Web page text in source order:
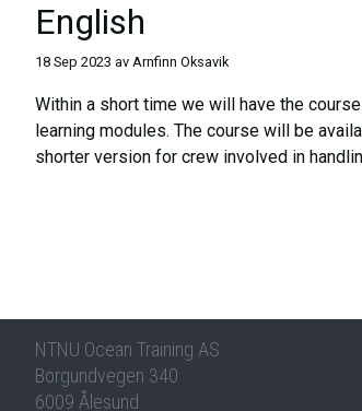
English ​​​​‌ ‍ ​‍​‍‌‍ ‌ ​‍‌‍‍‌‌‍‌ ‌‍‍‌‌‍ ‍​‍​‍​ ‍‍​‍​‍‌ ​ ‌‍​‌‌‍ ‍‌‍‍‌‌ ‌​‌ ‍‌​‍ ‍‌‍‍‌‌‍ ​‍​‍​‍ ​​‍​‍‌‍‍​‌ ​‍‌‍‌‌‌‍‌‍​‍​‍​ ‍‍​‍​‍‌‍‍​‌ ‌​‌ ‌​‌ ​​‌ ​ ​ ‍‍​‍ ​‍ ‌‍ ‌‍​ ‌‍‌‌‌‍​‌‌‍ ‍‌ ‌​‌ ​‍‌‍​‌‌‍‍‌‌‍ ‍‌‍‍‌‌‍ ‍‌‍‌ ​‍ ‍‌ ​ ‌‍​‌‌‍ ‍‌‍‍‌‌ ‌​‌ ‍‌​‍ ‍‌ ​ ‌ ‌​‌ ‌‌‌‍‌​‌‍‍‌‌‍ ​‍ ‌‍‍‌‌‍ ‍‌ ‌​‌‍‌‌‌‍ ‍‌ ‌​​‍ ‌‍‌‌‌‍‌​‌‍‍‌‌ ‌​​‍ ‌‍ ‌‌‍ ‌‍‌​‌‍‌‌​ ‌‌ ​​‌ ​‍‌‍‌‌‌ ​ ‌‍‌‌‌‍ ‍‌ ‌​‌‍​‌‌ ‌​‌‍‍‌‌‍ ‌‍ ‍​ ‍ ‌‍‍‌‌‍‌​​ ‌​ ​‍​ ‍‌‌‍​‍‌‍‌‍‌‍​‌‌‍‌‌​ ‍​​ ‌‍​‍ ‌‌‍‌‍​ ​‌‌‍​‍‌‍‌‌​‍ ‌​ ‌​​ ‌‌​ ​​​ ​ ​‍ ‌​ ‍‌‌‍‌​‌‍‌‌​ ‌‍​‍ ‌​ ‍​​ ‍​​ ‍​​ ‍‌‌‍​ ​ ​‌​ ‍‌​ ‍‌‌‍‌​​ ‌ ​ ​​​ ​ ​ ‍ ‌ ‌​‌ ‍‌‌ ​​‌‍‌‌​ ‌‌‍​‌‌ ​‍‌ ‌​‌‍‍‌‌‍​ ‌‍ ​‌‍‌‌​ ‍ ‌ ​​‌‍​‌‌ ‌​‌‍‍​​ ‌‌ ‌​‌‍‍‌‌ ‌​‌‍ ​‌‍‌‌​ ‌‍​‍‌‍​‌‌ ​ ‌‍‌‌‌‌‌‌‌ ​‍‌‍ ​​ ‌‌‍‍​‌ ‌​‌ ‌​‌ ​​‌ ​ ​‍‌‌​ ​ ‌​​‌​‍‌‌​ ​‍‌​‌‍​‍‌‌​ ​‍‌​‌‍‌‍ ‌‍​ ‌‍‌‌‌‍​‌‌‍ ‍‌ ‌​‌ ​‍‌‍​‌‌‍‍‌‌‍ ‍‌‍‍‌‌‍ ‍‌‍‌ ​‍ ‍‌ ​ ‌‍​‌‌‍ ‍‌‍‍‌‌ ‌​‌ ‍‌​‍ ‍‌ ​ ‌ ‌​‌ ‌‌‌‍‌​‌‍‍‌‌‍ ​‍‌‍‌‍‍‌‌‍‌​​ ‌​ ​‍​ ‍‌‌‍​‍‌‍‌‍‌‍​‌‌‍‌‌​ ‍​​ ‌‍​‍ ‌‌‍‌‍​ ​‌‌‍​‍‌‍‌‌​‍ ‌​ ‌​​ ‌‌​ ​​​ ​ ​‍ ‌​ ‍‌‌‍‌​‌‍‌‌​ ‌‍​‍ ‌​ ‍​​ ‍​​ ‍​​ ‍‌‌‍​ ​ ​‌​ ‍‌​ ‍‌‌‍‌​​ ‌ ​ ​​​ ​ ​‍‌‍‌ ‌​‌ ‍‌‌ ​​‌‍‌‌​ ‌‌‍​‌‌ ​‍‌ ‌​‌‍‍‌‌‍​ ‌‍ ​‌‍‌‌​‍‌‍‌ ​​‌‍​‌‌ ‌​‌‍‍​​ ‌‌ ‌​‌‍‍‌‌ ‌​‌‍ ​‌‍‌‌​‍​‍‌ ‌
18 Sep 2023 av Arnfinn Oksavik​​​​‌ ‍ ​‍​‍‌‍ ‌ ​‍‌‍‍‌‌‍‌ ‌‍‍‌‌‍ ‍​‍​‍​ ‍‍​‍​‍‌ ​ ‌‍​‌‌‍ ‍‌‍‍‌‌ ‌​‌ ‍‌​‍ ‍‌‍‍‌‌‍ ​‍​‍​‍ ​​‍​‍‌‍‍​‌ ​‍‌‍‌‌‌‍‌‍​‍​‍​ ‍‍​‍​‍‌‍‍​‌ ‌​‌ ‌​‌ ​​‌ ​ ​ ‍‍​‍ ​‍ ‌‍ ‌‍​ ‌‍‌‌‌‍​‌‌‍ ‍‌ ‌​‌ ​‍‌‍​‌‌‍‍‌‌‍ ‍‌‍‍‌‌‍ ‍‌‍‌ ​‍ ‍‌ ​ ‌‍​‌‌‍ ‍‌‍‍‌‌ ‌​‌ ‍‌​‍ ‍‌ ​ ‌ ‌​‌ ‌‌‌‍‌​‌‍‍‌‌‍ ​‍ ‌‍‍‌‌‍ ‍‌ ‌​‌‍‌‌‌‍ ‍‌ ‌​​‍ ‌‍‌‌‌‍‌​‌‍‍‌‌ ‌​​‍ ‌‍ ‌‌‍ ‌‍‌​‌‍‌‌​ ‌‌ ​​‌ ​‍‌‍‌‌‌ ​ ‌‍‌‌‌‍ ‍‌ ‌​‌‍​‌‌ ‌​‌‍‍‌‌‍ ‌‍ ‍​ ‍ ‌‍‍‌‌‍‌​​ ‌‌‍​ ‌‍‌‍​ ​‌​ ​​‌‍‌‌​ ‍‌​ ‌‍​ ​​​‍ ‌​ ​​​ ‌‌‌‍​‌​ ‌ ​‍ ‌​ ‌​​ ‌‌​ ​​​ ​​​‍ ‌‌‍​‌​ ​ ‌‍​ ‌‍‌‍​‍ ‌‌‍​‍​ ‌ ‌‍​ ​ ‌‍​ ‌‌​ ‍​‌‍‌‌‌‍​‍​ ‌​​ ​‌​ ‌​​ ‍‌​ ‍ ‌ ‌​‌ ‍‌‌ ​​‌‍‌‌​ ‌‌ ​​‌‍‌‌‌ ​‍‌ ​ ‌‍ ‌‍ ‍​ ‍ ‌ ​​‌‍​‌‌ ‌​‌‍‍​​ ‌‌‍ ‍‌‍​‌‌‍ ‌‌‍‌‌​ ‌‍​‍‌‍​‌‌ ​ ‌‍‌‌‌‌‌‌‌ ​‍‌‍ ​​ ‌‌‍‍​‌ ‌​‌ ‌​‌ ​​‌ ​ ​‍‌‌​ ​ ‌​​‌​‍‌‌​ ​‍‌​‌‍​‍‌‌​ ​‍‌​‌‍‌‍ ‌‍​ ‌‍‌‌‌‍​‌‌‍ ‍‌ ‌​‌ ​‍‌‍​‌‌‍‍‌‌‍ ‍‌‍‍‌‌‍ ‍‌‍‌ ​‍ ‍‌ ​ ‌‍​‌‌‍ ‍‌‍‍‌‌ ‌​‌ ‍‌​‍ ‍‌ ​ ‌ ‌​‌ ‌‌‌‍‌​‌‍‍‌‌‍ ​‍‌‍‌‍‍‌‌‍‌​​ ‌‌‍​ ‌‍‌‍​ ​‌​ ​​‌‍‌‌​ ‍‌​ ‌‍​ ​​​‍ ‌​ ​​​ ‌‌‌‍​‌​ ‌ ​‍ ‌​ ‌​​ ‌‌​ ​​​ ​​​‍ ‌‌‍​‌​ ​ ‌‍​ ‌‍‌‍​‍ ‌‌‍​‍​ ‌ ‌‍​ ​ ‌‍​ ‌‌​ ‍​‌‍‌‌‌‍​‍​ ‌​​ ​‌​ ‌​​ ‍‌​‍‌‍‌ ‌​‌ ‍‌‌ ​​‌‍‌‌​ ‌‌ ​​‌‍‌‌‌ ​‍‌ ​ ‌‍ ‌‍ ‍​‍‌‍‌ ​​‌‍​‌‌ ‌​‌‍‍​​ ‌‌‍ ‍‌‍​‌‌‍ ‌‌‍‌‌​‍​‍‌ ‌
Within a short time we will have the
learning modules. The course will be
shorter version for crew involved in handling og dangerous and toxic goods.​​​​‌
NTNU Ocean Training AS
Borgundvegen 340
6009 Ålesund